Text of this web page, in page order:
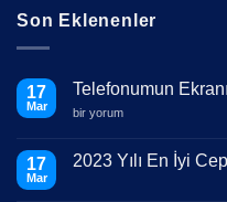
Son Eklenenler
17
Mar
Telefonumun
Telefonumun
Ne
Yapmalıyım?
bir yorum
17
Mar
2023 Yılı En İyi